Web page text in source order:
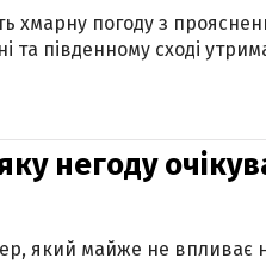
хмарну погоду з
та південному сході
негоду
який майже не впливає